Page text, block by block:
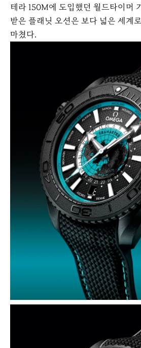
테라 150M에 도입했던 월드타이머
받은 플래닛 오션은 보다 넓은 세계
마쳤다.